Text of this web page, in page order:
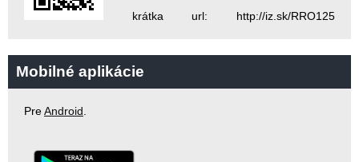
krátka url: http://iz.sk/RRO125
Mobilné aplikácie
PreAndroid.